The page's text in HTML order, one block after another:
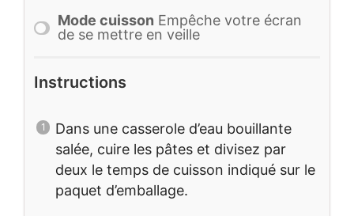
Mode cuisson Empêche votre écran
de se mettre en veille
Instructions
Dans une casserole d’eau bouillante
salée, cuire les pâtes et divisez par
deux le temps de cuisson indiqué sur le
paquet d’emballage.